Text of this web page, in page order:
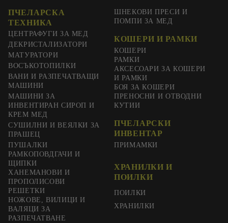
ПЧЕЛАРСКА
ТЕХНИКА
ЦЕНТРАФУГИ ЗА МЕД
ДЕКРИСТАЛИЗАТОРИ
МАТУРАТОРИ
ВОСЪКОТОПИЛКИ
ВАНИ И РАЗПЕЧАТВАЩИ
МАШИНИ
МАШИНИ ЗА
ИНВЕНТИРАН СИРОП И
КРЕМ МЕД
СУШИЛНИ И ВЕЯЛКИ ЗА
ПРАШЕЦ
ШНЕКОВИ ПРЕСИ И
ПОМПИ ЗА МЕД
КОШЕРИ И РАМКИ
КОШЕРИ
РАМКИ
АКСЕСОАРИ ЗА КОШЕРИ
И РАМКИ
БОЯ ЗА КОШЕРИ
ПРЕНОСНИ И ОТВОДНИ
КУТИИ
ПЧЕЛАРСКИ
ИНВЕНТАР
ПУШАЛКИ
РАМКОПОВДГАЧИ И
ЩИПКИ
ХАНЕМАНОВИ И
ПРОПОЛИСОВИ
РЕШЕТКИ
НОЖОВЕ, ВИЛИЦИ И
ВАЛЯЦИ ЗА
РАЗПЕЧАТВАНЕ
ПРИМАМКИ
ХРАНИЛКИ И
ПОИЛКИ
ПОИЛКИ
ХРАНИЛКИ